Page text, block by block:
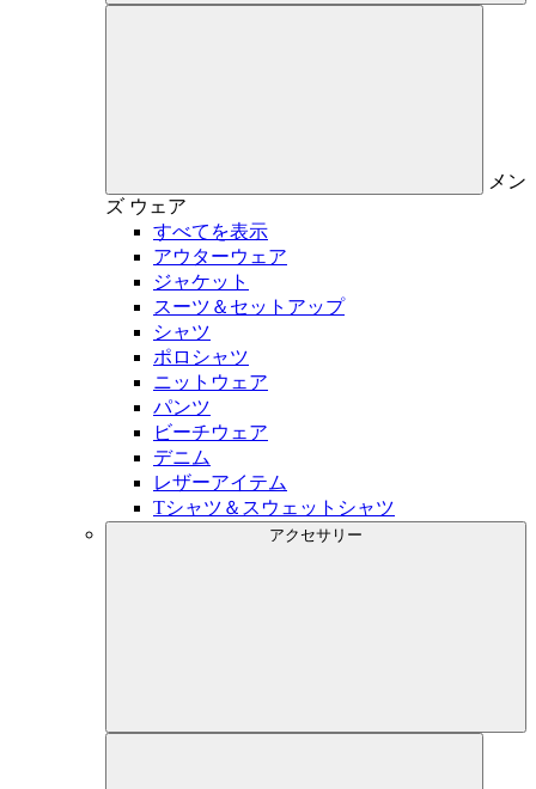
メン
ズ ウェア
すべてを表示
アウターウェア
ジャケット
スーツ＆セットアップ
シャツ
ポロシャツ
ニットウェア
パンツ
ビーチウェア
デニム
レザーアイテム
Tシャツ＆スウェットシャツ
アクセサリー